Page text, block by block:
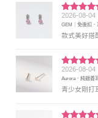
評分5滿
分 5
2026-08-04
GEM｜免後扣
款式美好搭
評分5 滿
分 5
2026-08-04
Aurora．純銀養
青少女剛打